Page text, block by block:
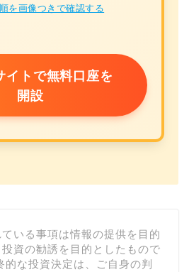
を画像つきで確認する
イトで無料口座を
開設
いる事項は情報の提供を目的
資の勧誘を目的としたもので
的な投資決定は、ご自身の判